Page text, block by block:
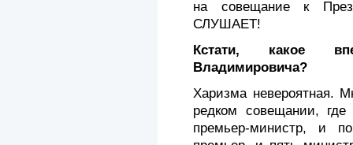
на со­вещание к
СЛУШАЕТ!
Кстати, какое
Владимировича?
Харизма невероятная.
редком совещании,
премьер-министр, и